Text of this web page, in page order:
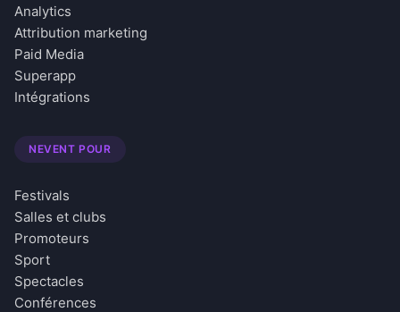
Analytics
Attribution marketing
Paid Media
Superapp
Intégrations
NEVENT POUR
Festivals
Salles et clubs
Promoteurs
Sport
Spectacles
Conférences